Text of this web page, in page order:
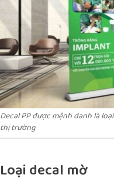
Decal PP được mệnh danh là
thị trường
Loại decal mờ